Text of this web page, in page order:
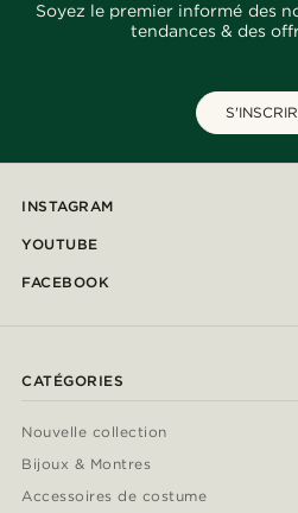
Soyez le premier informé des
tendances & des
INSTAGRAM
YOUTUBE
FACEBOOK
CATÉGORIES
Nouvelle collection
Bijoux & Montres
Accessoires de costume